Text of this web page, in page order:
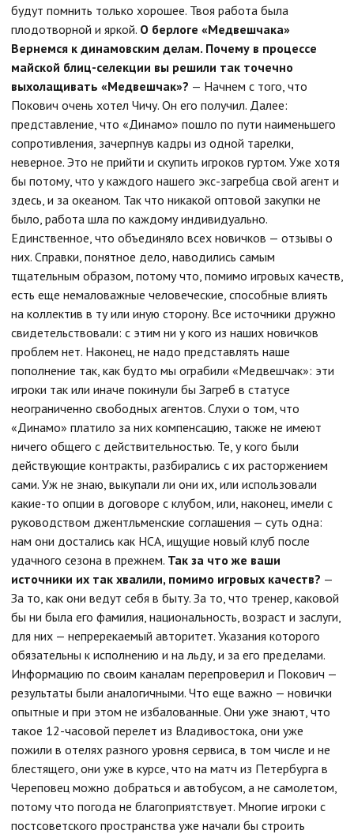
будут помнить только хорошее. Твоя работа была
плодотворной и яркой. О берлоге «Медвешчака»
Вернемся к динамовским делам. Почему в процессе
майской блиц-селекции вы решили так точечно
выхолащивать «Медвешчак»? — Начнем с того, что
Покович очень хотел Чичу. Он его получил. Далее:
представление, что «Динамо» пошло по пути наименьшего
сопротивления, зачерпнув кадры из одной тарелки,
неверное. Это не прийти и скупить игроков гуртом. Уже хотя
бы потому, что у каждого нашего экс-загребца свой агент и
здесь, и за океаном. Так что никакой оптовой закупки не
было, работа шла по каждому индивидуально.
Единственное, что объединяло всех новичков — отзывы о
них. Справки, понятное дело, наводились самым
тщательным образом, потому что, помимо игровых качеств,
есть еще немаловажные человеческие, способные влиять
на коллектив в ту или иную сторону. Все источники дружно
свидетельствовали: с этим ни у кого из наших новичков
проблем нет. Наконец, не надо представлять наше
пополнение так, как будто мы ограбили «Медвешчак»: эти
игроки так или иначе покинули бы Загреб в статусе
неограниченно свободных агентов. Слухи о том, что
«Динамо» платило за них компенсацию, также не имеют
ничего общего с действительностью. Те, у кого были
действующие контракты, разбирались с их расторжением
сами. Уж не знаю, выкупали ли они их, или использовали
какие-то опции в договоре с клубом, или, наконец, имели с
руководством джентльменские соглашения — суть одна:
нам они достались как НСА, ищущие новый клуб после
удачного сезона в прежнем. Так за что же ваши
источники их так хвалили, помимо игровых качеств? —
За то, как они ведут себя в быту. За то, что тренер, каковой
бы ни была его фамилия, национальность, возраст и заслуги,
для них — непререкаемый авторитет. Указания которого
обязательны к исполнению и на льду, и за его пределами.
Информацию по своим каналам перепроверил и Покович —
результаты были аналогичными. Что еще важно — новички
опытные и при этом не избалованные. Они уже знают, что
такое 12-часовой перелет из Владивостока, они уже
пожили в отелях разного уровня сервиса, в том числе и не
блестящего, они уже в курсе, что на матч из Петербурга в
Череповец можно добраться и автобусом, а не самолетом,
потому что погода не благоприятствует. Многие игроки с
постсоветского пространства уже начали бы строить